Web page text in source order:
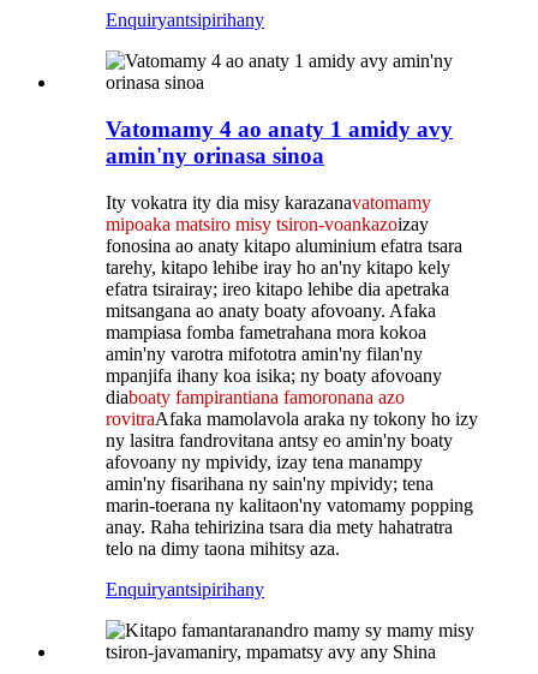
Enquiryantsipirihany
Vatomamy 4 ao anaty 1 amidy avy
amin'ny orinasa sinoa
Ity vokatra ity dia misy karazanavatomamy
mipoaka matsiro misy tsiron-voankazoizay
fonosina ao anaty kitapo aluminium efatra tsara
tarehy, kitapo lehibe iray ho an'ny kitapo kely
efatra tsirairay; ireo kitapo lehibe dia apetraka
mitsangana ao anaty boaty afovoany. Afaka
mampiasa fomba fametrahana mora kokoa
amin'ny varotra mifototra amin'ny filan'ny
mpanjifa ihany koa isika; ny boaty afovoany
diaboaty fampirantiana famoronana azo
rovitraAfaka mamolavola araka ny tokony ho izy
ny lasitra fandrovitana antsy eo amin'ny boaty
afovoany ny mpividy, izay tena manampy
amin'ny fisarihana ny sain'ny mpividy; tena
marin-toerana ny kalitaon'ny vatomamy popping
anay. Raha tehirizina tsara dia mety hahatratra
telo na dimy taona mihitsy aza.
Enquiryantsipirihany